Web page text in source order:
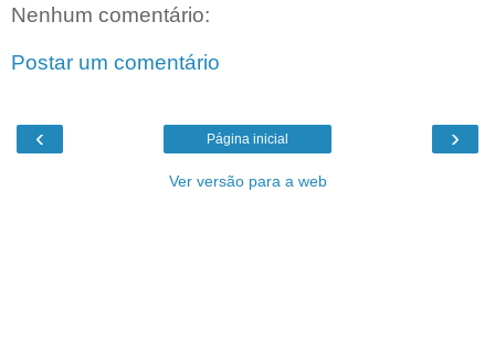
Nenhum comentário:
Postar um comentário
‹ ›
Página inicial
Ver versão para a web